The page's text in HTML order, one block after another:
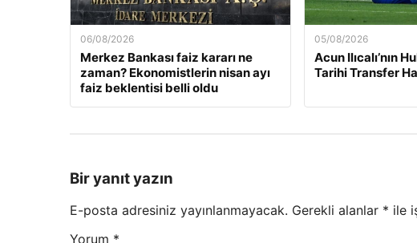
06/08/2026
Merkez Bankası faiz kararı ne
zaman? Ekonomistlerin nisan ayı
faiz beklentisi belli oldu
05/08/2026
Acun Ilıcalı’nın
Tarihi Transfer
Bir yanıt yazın
E-posta adresiniz yayınlanmayacak. Gerekli alanlar * ile
Yorum *